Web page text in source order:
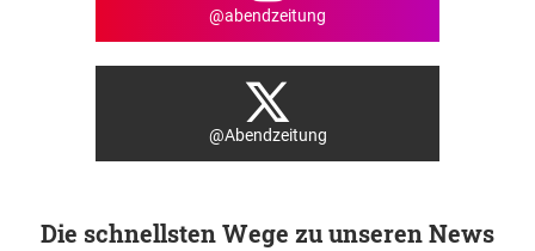
@abendzeitung
@Abendzeitung
Die schnellsten Wege zu unseren News